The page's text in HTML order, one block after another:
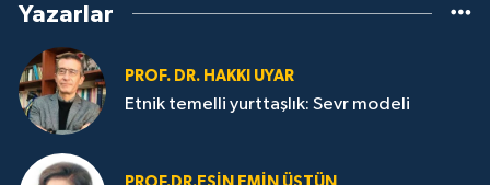
Yazarlar
PROF. DR. HAKKI UYAR
Etnik temelli yurttaşlık: Sevr modeli